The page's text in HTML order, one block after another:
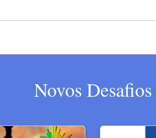
Novos Desafios